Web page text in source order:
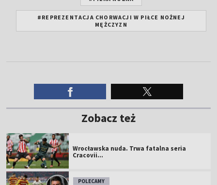
#REPREZENTACJA CHORWACJI W PIŁCE NOŻNEJ
MĘŻCZYZN
Zobacz też
Wrocławska nuda. Trwa fatalna seria
Cracovii...
POLECAMY